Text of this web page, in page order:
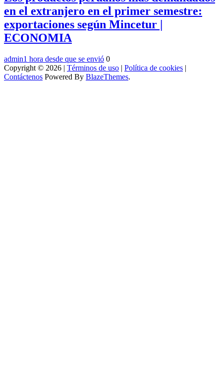
en el extranjero en el primer semestre:
exportaciones según Mincetur |
ECONOMIA
admin1 hora desde que se envió 0
Copyright © 2026 | Términos de uso | Política de cookies |
Contáctenos Powered By BlazeThemes.